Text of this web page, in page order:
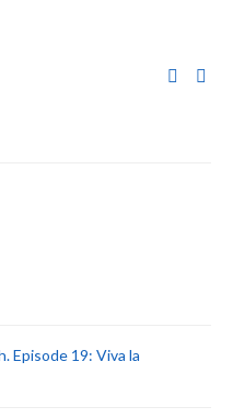
Episode 19: Viva la